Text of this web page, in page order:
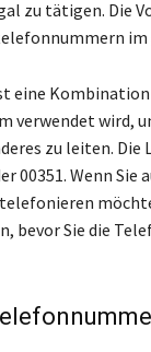
zu tätigen. Die
im
eine Kombination
verwendet wird,
zu leiten. Die
00351. Wenn Sie
bevor Sie die